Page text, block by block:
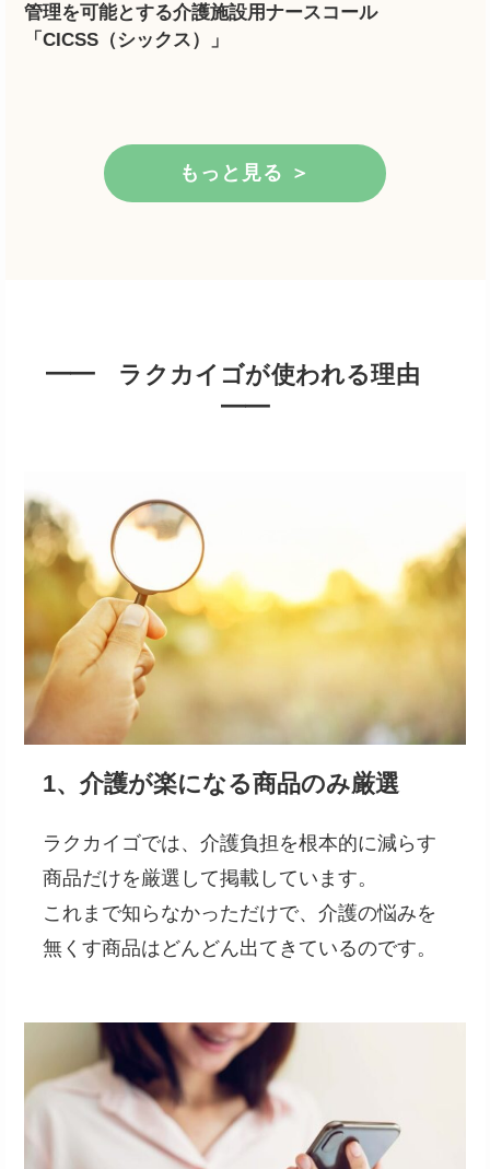
管理を可能とする介護施設用ナースコール
「CICSS（シックス）」
もっと見る ＞
━━ ラクカイゴが使われる理由
━━
1、介護が楽になる商品のみ厳選
ラクカイゴでは、介護負担を根本的に減らす
商品だけを厳選して掲載しています。
これまで知らなかっただけで、介護の悩みを
無くす商品はどんどん出てきているのです。